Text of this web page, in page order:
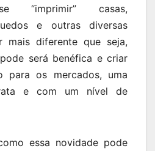
“imprimir” casas,
e outras diversas
mais diferente que seja,
será benéfica e criar
para os mercados, uma
e com um nível de
essa novidade pode